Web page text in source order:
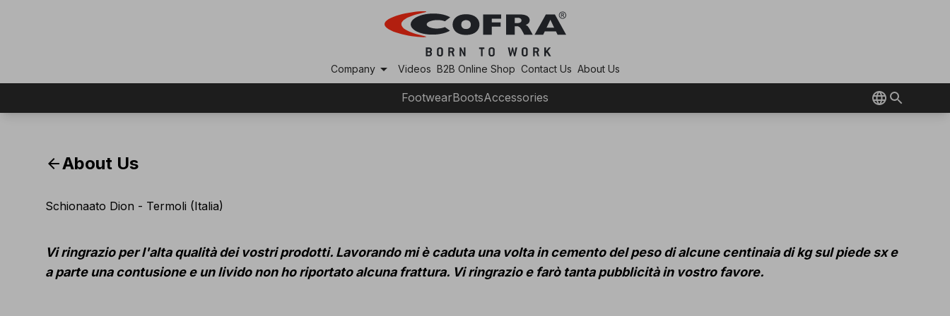
Companyarrow_drop_down Videos B2B Online Shop Contact Us About Us
FootwearBootsAccessories
arrow_backAbout Us
Schionaato Dion - Termoli (Italia)
Vi ringrazio per l'alta qualità dei vostri prodotti. Lavorando mi è caduta una volta in cemento del peso di alcune centinaia di kg sul piede sx e
a parte una contusione e un livido non ho riportato alcuna frattura. Vi ringrazio e farò tanta pubblicità in vostro favore.